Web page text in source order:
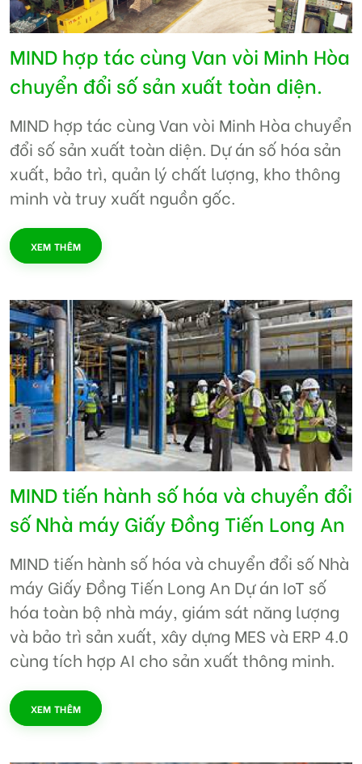
MIND hợp tác cùng Van vòi Minh Hòa
chuyển đổi số sản xuất toàn diện.
MIND hợp tác cùng Van vòi Minh Hòa chuyển
đổi số sản xuất toàn diện. Dự án số hóa sản
xuất, bảo trì, quản lý chất lượng, kho thông
minh và truy xuất nguồn gốc.
XEM THÊM
MIND tiến hành số hóa và chuyển đổi
số Nhà máy Giấy Đồng Tiến Long An
MIND tiến hành số hóa và chuyển đổi số Nhà
máy Giấy Đồng Tiến Long An Dự án IoT số
hóa toàn bộ nhà máy, giám sát năng lượng
và bảo trì sản xuất, xây dựng MES và ERP 4.0
cùng tích hợp AI cho sản xuất thông minh.
XEM THÊM